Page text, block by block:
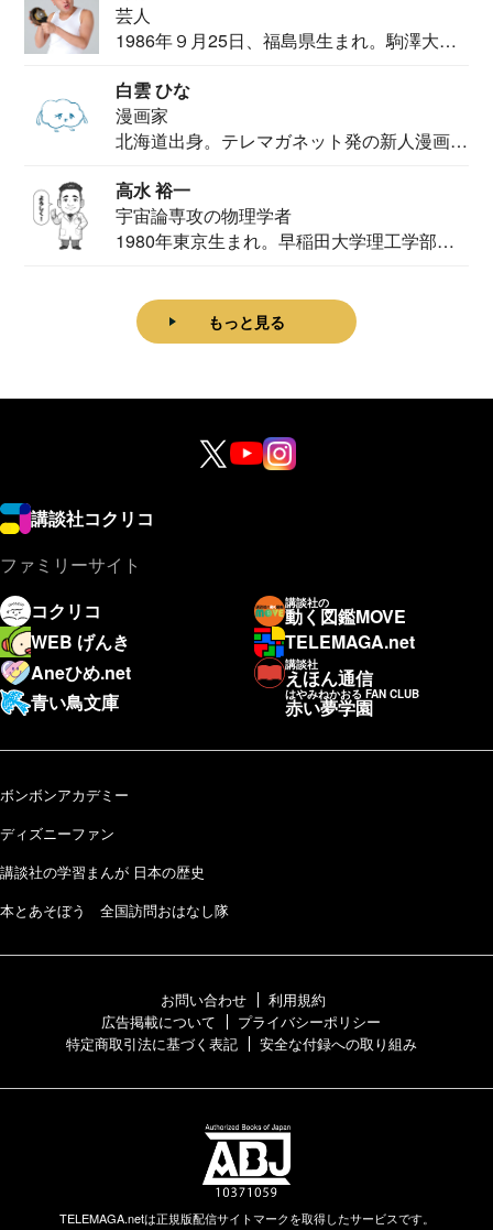
芸人
1986年９月25日、福島県生まれ。駒澤大学
白雲 ひな
漫画家
北海道出身。テレマガネット発の新人漫画
高水 裕一
宇宙論専攻の物理学者
1980年東京生まれ。早稲田大学理工学部物
もっと見る
講談社コクリコ
ファミリーサイト
コクリコ
講談社の
動く図鑑MOVE
WEB げんき
TELEMAGA.net
Aneひめ.net
講談社
えほん通信
青い鳥文庫
はやみねかおる FAN CLUB
赤い夢学園
ボンボンアカデミー
ディズニーファン
講談社の学習まんが 日本の歴史
本とあそぼう 全国訪問おはなし隊
お問い合わせ
利用規約
広告掲載について
プライバシーポリシー
特定商取引法に基づく表記
安全な付録への取り組み
TELEMAGA.netは正規版配信サイトマークを取得したサービスです。